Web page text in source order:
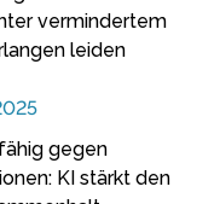
vermindertem
leiden
gegen
KI stärkt den